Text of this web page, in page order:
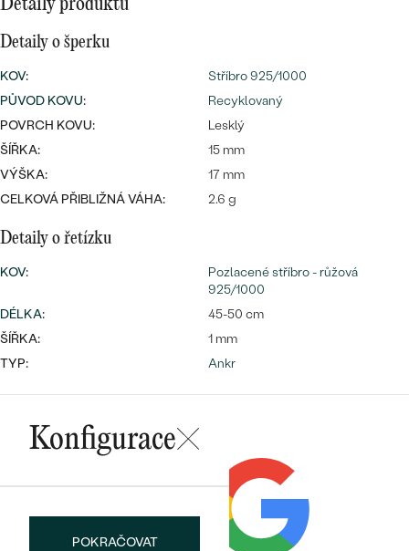
Nejprodávanější
snubní prsteny
PROHLÉDNOUT
DRAHOKAM
ZLATO
PLATINA
STŘÍBRO
S DRAHOKAMY
S LAB-GROWN DIAMANTY
S PERLAMI
DLE STYLU
MINIMALISTICKÉ
PODLE BARVY
PODLE TVARU KAMENE
NA MÍRU
Nejprodávanější
náušnice
PROHLÉDNOUT
CENOVĚ DOSTUPNÉ
Personalizované
přívěsky
CENOVĚ DOSTUPNÉ
LUXUSNÍ
Nejprodávanější
prsteny
Detaily produktu
Detaily o šperku
KOV:
Stříbro 925/1000
PŮVOD KOVU:
Recyklovaný
POVRCH KOVU:
Lesklý
ŠÍŘKA:
15 mm
VÝŠKA:
17 mm
CELKOVÁ PŘIBLIŽNÁ VÁHA:
2.6 g
Detaily o řetízku
KOV:
Pozlacené stříbro - růžová
925/1000
DÉLKA:
45-50 cm
ŠÍŘKA:
1 mm
TYP:
Ankr
Konfigurace
POKRAČOVAT